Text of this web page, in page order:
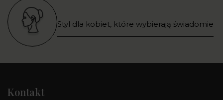
Styl dla kobiet, które wybierają świadomie
Kontakt